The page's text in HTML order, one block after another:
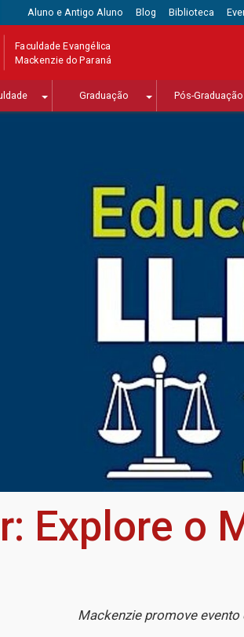
Aluno e Antigo Aluno Blog Biblioteca
Faculdade Evangélica
Mackenzie do Paraná
Graduação Pós-Graduação
Explore o
Mackenzie promove